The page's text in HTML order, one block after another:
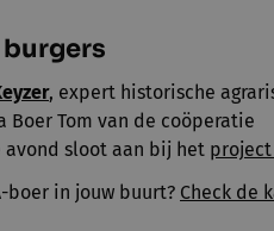
burgers
, expert historische
Boer Tom van de coöperatie
avond sloot aan bij het
boer in jouw buurt? Check de